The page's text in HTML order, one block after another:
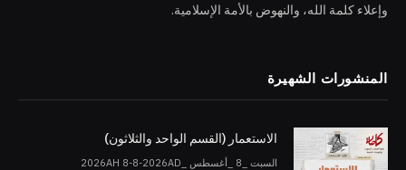
وإعلاء كلمة الله، والنهوض بالأمة الإسلامية.
المنشورات الشهيرة
الاستعمار (القسم الواحد والثلاثون)
السبت _8 _أغسطس _2026AH 8-8-2026AD